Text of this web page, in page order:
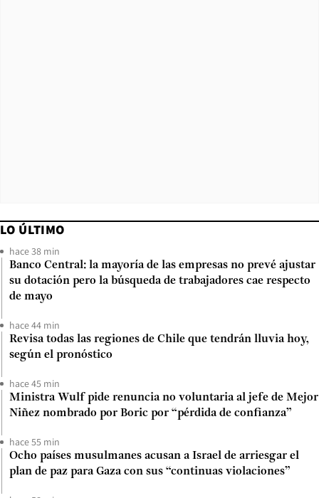
LO ÚLTIMO
hace 38 min
Banco Central: la mayoría de las empresas no prevé ajustar
su dotación pero la búsqueda de trabajadores cae respecto
de mayo
hace 44 min
Revisa todas las regiones de Chile que tendrán lluvia hoy,
según el pronóstico
hace 45 min
Ministra Wulf pide renuncia no voluntaria al jefe de Mejor
Niñez nombrado por Boric por “pérdida de confianza”
hace 55 min
Ocho países musulmanes acusan a Israel de arriesgar el
plan de paz para Gaza con sus “continuas violaciones”